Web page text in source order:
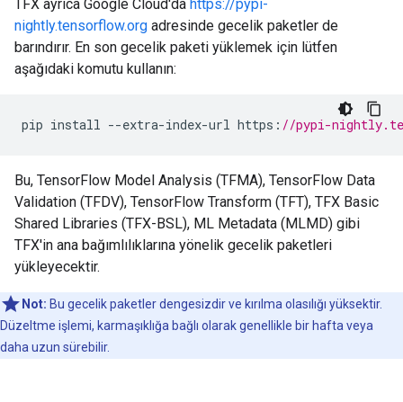
TFX ayrıca Google Cloud'da https://pypi-
nightly.tensorflow.org adresinde gecelik paketler de
barındırır. En son gecelik paketi yüklemek için lütfen
aşağıdaki komutu kullanın:
pip install --extra-index-url https : //pypi-
Bu, TensorFlow Model Analysis (TFMA), TensorFlow Data
Validation (TFDV), TensorFlow Transform (TFT), TFX Basic
Shared Libraries (TFX-BSL), ML Metadata (MLMD) gibi
TFX'in ana bağımlılıklarına yönelik gecelik paketleri
yükleyecektir.
Not: Bu gecelik paketler dengesizdir ve kırılma olasılığı yüksektir.
Düzeltme işlemi, karmaşıklığa bağlı olarak genellikle bir hafta veya
daha uzun sürebilir.